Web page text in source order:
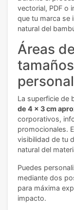
vectorial, PDF o
que tu marca se
natural del
Áreas
La superficie de
de 4 x 3 cm
corporativos,
promocionales.
visibilidad de tu
natural del
Puedes
mediante dos
para máxima
impacto.